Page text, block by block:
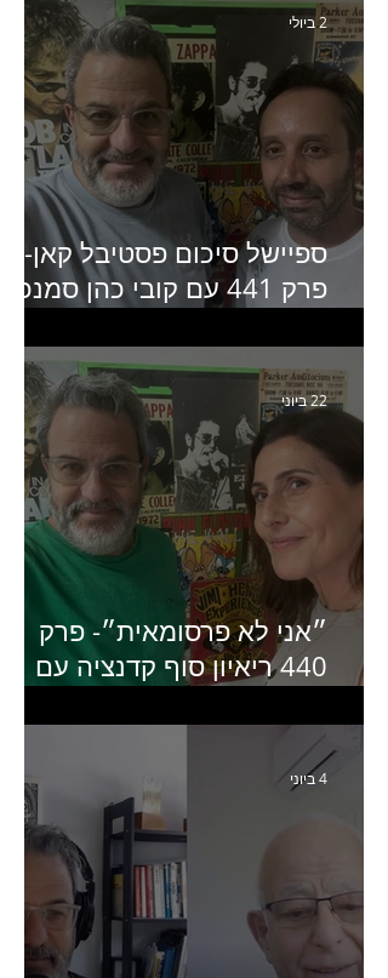
ספיישל סיכום פסטיבל קאן-
פרק 441 עם קובי כהן
2 ביולי
״אני לא פרסומאית״- פרק
440 ריאיון סוף קדנציה עם
מנכ״לית באומן בר ריבנאי
22 ביוני
4 ביוני